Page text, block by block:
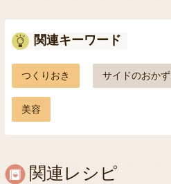
関連キーワード
つくりおき サイドのおかず
美容
関連レシピ